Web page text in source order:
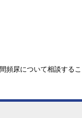
尿について相談する